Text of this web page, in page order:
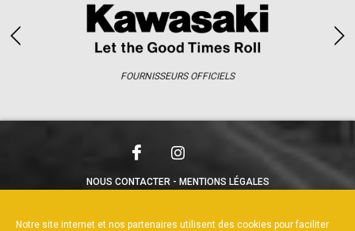
Notre site internet et nos partenaires utilisent des cookies pour faciliter
accéder à la billetterie
FOURNISSEURS OFFICIELS
NOUS CONTACTER
MENTIONS LÉGALES
RÉALISÉ PAR L’AGENCE WEB A3WEB